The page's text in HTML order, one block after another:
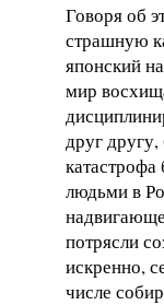
Говоря об
страшную
японский
мир
друг другу,
катастрофа
людьми в
потрясли
искренно,
числе